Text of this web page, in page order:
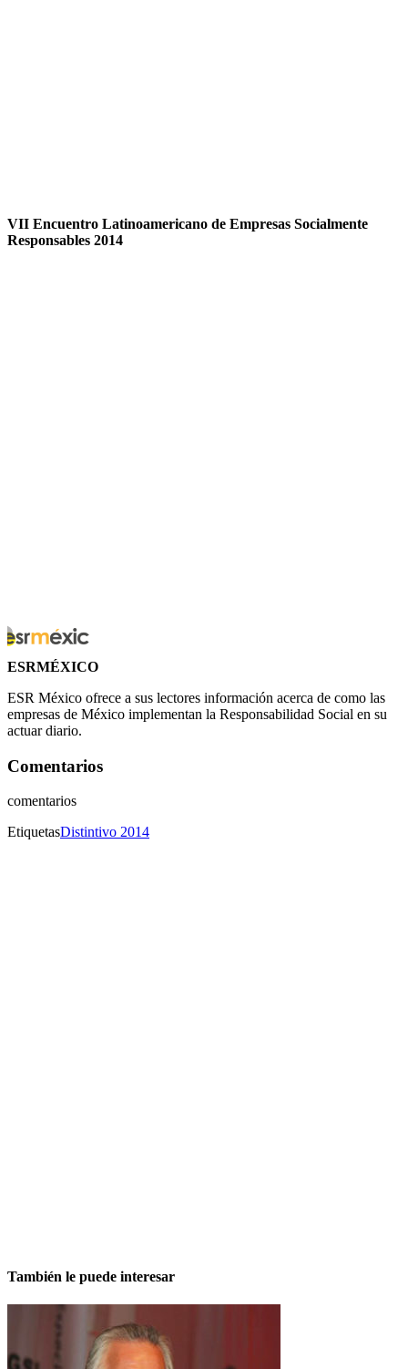
VII Encuentro Latinoamericano de Empresas Socialmente
Responsables 2014
ESRMÉXICO
ESR México ofrece a sus lectores información acerca de como las
empresas de México implementan la Responsabilidad Social en su
actuar diario.
Comentarios
comentarios
EtiquetasDistintivo 2014
También le puede interesar